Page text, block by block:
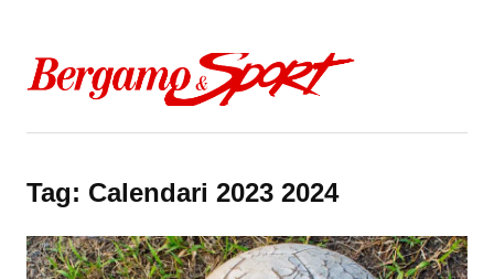
Tag: Calendari 2023 2024